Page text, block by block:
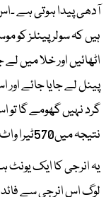
آدھی پیدا ہوتی ہے
ہیں کہ سولر پینلز
پینل لے جایا جائے
گرد نہیں گھومے گا
نتیجہ میں570ٹیرا واٹ انرجی حاصل ہو گی۔